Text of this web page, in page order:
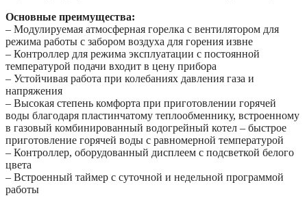
Основные преимущества:
– Модулируемая атмосферная горелка с вентилятором для
режима работы с забором воздуха для горения извне
– Контроллер для режима эксплуатации с постоянной
температурой подачи входит в цену прибора
– Устойчивая работа при колебаниях давления газа и
напряжения
– Высокая степень комфорта при приготовлении горячей
воды благодаря пластинчатому теплообменнику, встроенному
в газовый комбинированный водогрейный котел – быстрое
приготовление горячей воды с равномерной температурой
– Контроллер, оборудованный дисплеем с подсветкой белого
цвета
– Встроенный таймер с суточной и недельной программой
работы